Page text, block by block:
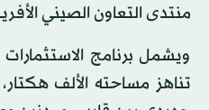
منتدى التعاون الصيني الأفريقي
ويشمل برنامج